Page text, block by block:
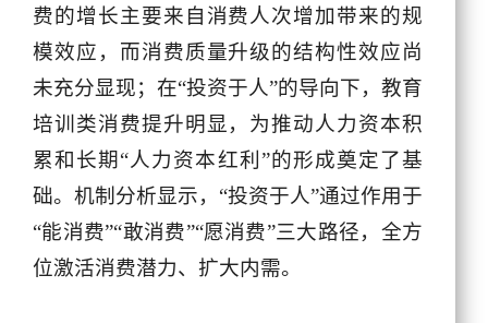
费的增长主要来自消费人次增加带来的规
模效应，而消费质量升级的结构性效应尚
未充分显现；在“投资于人”的导向下，教育
培训类消费提升明显，为推动人力资本积
累和长期“人力资本红利”的形成奠定了基
础。机制分析显示，“投资于人”通过作用于
“能消费”“敢消费”“愿消费”三大路径，全方
位激活消费潜力、扩大内需。